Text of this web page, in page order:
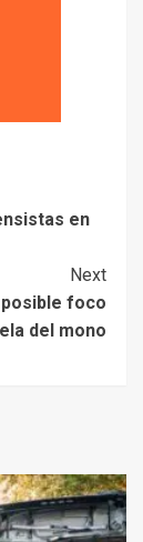
en
Next
foco
del mono